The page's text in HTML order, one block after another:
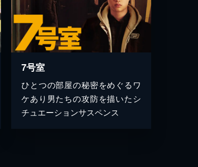
7号室
ひとつの部屋の秘密をめぐるワ
ケあり男たちの攻防を描いたシ
チュエーションサスペンス